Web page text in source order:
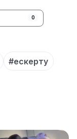
0
#ескерту